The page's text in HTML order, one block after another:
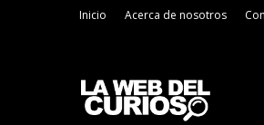
Inicio Acerca de nosotros